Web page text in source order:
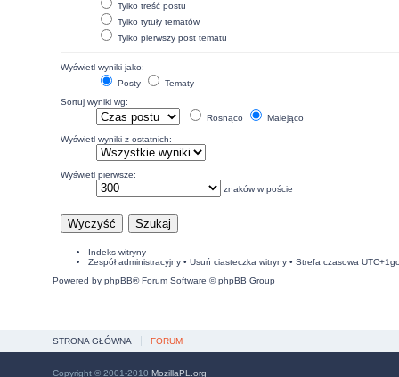
Tylko treść postu
Tylko tytuły tematów
Tylko pierwszy post tematu
Wyświetl wyniki jako:
Posty
Tematy
Sortuj wyniki wg:
Rosnąco
Malejąco
Wyświetl wyniki z ostatnich:
Wyświetl pierwsze:
znaków w poście
Indeks witryny
Zespół administracyjny• Usuń ciasteczka witryny• Strefa czasowa
Powered by phpBB® Forum Software © phpBB Group
STRONA GŁÓWNA FORUM
Copyright © 2001-2010 MozillaPL.org